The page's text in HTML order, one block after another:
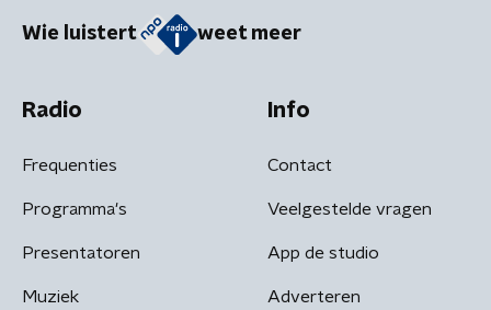
Wie luistert weet meer
Radio
Frequenties
Programma's
Presentatoren
Muziek
Info
Contact
Veelgestelde vragen
App de studio
Adverteren